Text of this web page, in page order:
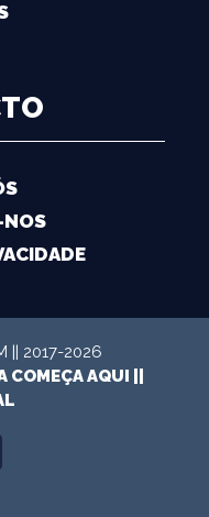
NOS
|| 2017-2026
AQUI ||